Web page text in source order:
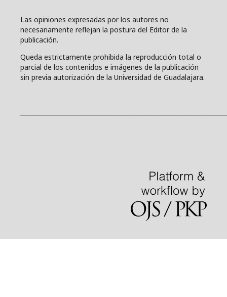
Las opiniones expresadas por los autores no
necesariamente reflejan la postura del Editor de la
publicación.
Queda estrictamente prohibida la reproducción total o
parcial de los contenidos e imágenes de la publicación
sin previa autorización de la Universidad de Guadalajara.